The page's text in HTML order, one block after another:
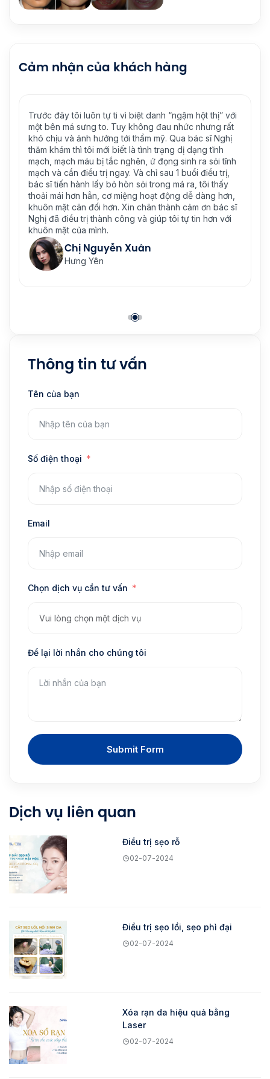
Cảm nhận của khách hàng
Trước đây tôi luôn tự ti vì biệt danh “ngậm hột thị” với
một bên má sưng to. Tuy không đau nhức nhưng rất
khó chịu và ảnh hưởng tới thẩm mỹ. Qua bác sĩ Nghị
thăm khám thì tôi mới biết là tình trạng dị dạng tĩnh
mạch, mạch máu bị tắc nghẽn, ứ đọng sinh ra sỏi tĩnh
mạch và cần điều trị ngay. Và chỉ sau 1 buổi điều trị,
bác sĩ tiến hành lấy bỏ hòn sỏi trong má ra, tôi thấy
thoải mái hơn hẳn, cơ miệng hoạt động dễ dàng hơn,
khuôn mặt cân đối hơn. Xin chân thành cảm ơn bác sĩ
Nghị đã điều trị thành công và giúp tôi tự tin hơn với
khuôn mặt của mình.
Chị Minh Tâm
Hà Nội
Thông tin tư vấn
Tên của bạn
Số điện thoại
Email
Chọn dịch vụ cần tư vấn
Để lại lời nhắn cho chúng tôi
Submit Form
Dịch vụ liên quan
Điều trị sẹo rỗ
02-07-2024
Điều trị sẹo lồi, sẹo phì đại
02-07-2024
Xóa rạn da hiệu quả bằng
Laser
02-07-2024